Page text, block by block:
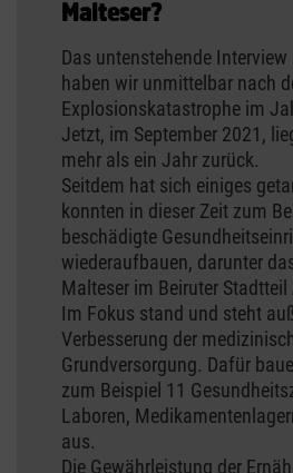
Malteser?
Das untenstehende
haben wir unmittelbar nach
Explosionskatastrophe im
Jetzt, im September 2021,
mehr als ein Jahr zurück.
Seitdem hat sich einiges
konnten in dieser Zeit zum
beschädigte
wiederaufbauen, darunter
Malteser im Beiruter Stadtteil
Im Fokus stand und steht
Verbesserung der
Grundversorgung. Dafür
zum Beispiel 11
Laboren,
aus.
Die Gewährleistung der